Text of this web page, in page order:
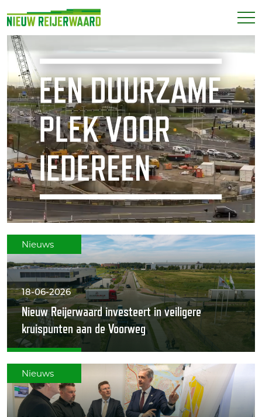
18-06-2026
Nieuw Reijerwaard investeert in veiligere
kruispunten aan de Voorweg